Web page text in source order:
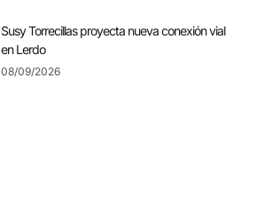
Susy Torrecillas proyecta nueva conexión vial
en Lerdo
08/09/2026